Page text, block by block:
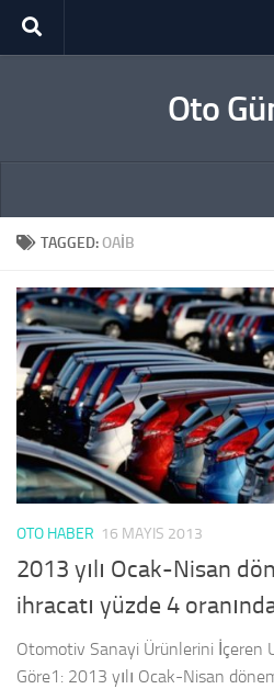
Skip to content
Oto
TAGGED:OAIB
OTO HABER 16 MAYIS 2013
2013 yılı Ocak-Nisan
ihracatı yüzde 4
Otomotiv Sanayi Ürünlerini İçeren
Göre1: 2013 yılı Ocak-Nisan